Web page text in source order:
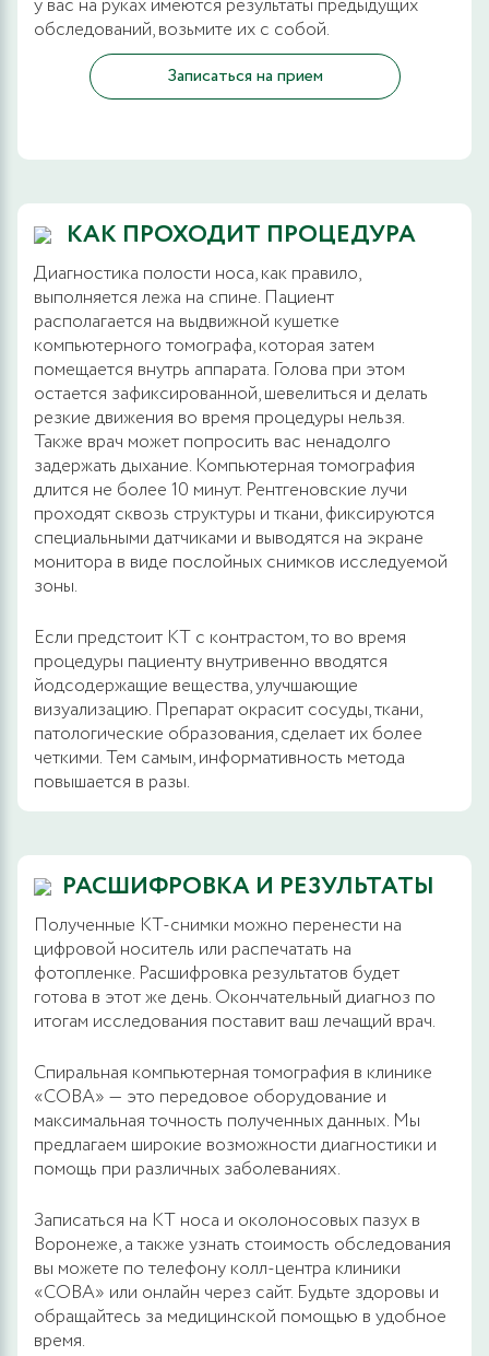
у вас на руках имеются результаты предыдущих
обследований, возьмите их с собой.
Записаться на прием
КАК ПРОХОДИТ ПРОЦЕДУРА
Диагностика полости носа, как правило,
выполняется лежа на спине. Пациент
располагается на выдвижной кушетке
компьютерного томографа, которая затем
помещается внутрь аппарата. Голова при этом
остается зафиксированной, шевелиться и делать
резкие движения во время процедуры нельзя.
Также врач может попросить вас ненадолго
задержать дыхание. Компьютерная томография
длится не более 10 минут. Рентгеновские лучи
проходят сквозь структуры и ткани, фиксируются
специальными датчиками и выводятся на экране
монитора в виде послойных снимков исследуемой
зоны.
Если предстоит КТ с контрастом, то во время
процедуры пациенту внутривенно вводятся
йодсодержащие вещества, улучшающие
визуализацию. Препарат окрасит сосуды, ткани,
патологические образования, сделает их более
четкими. Тем самым, информативность метода
повышается в разы.
РАСШИФРОВКА И РЕЗУЛЬТАТЫ
Полученные КТ-снимки можно перенести на
цифровой носитель или распечатать на
фотопленке. Расшифровка результатов будет
готова в этот же день. Окончательный диагноз по
итогам исследования поставит ваш лечащий врач.
Спиральная компьютерная томография в клинике
«СОВА» — это передовое оборудование и
максимальная точность полученных данных. Мы
предлагаем широкие возможности диагностики и
помощь при различных заболеваниях.
Записаться на КТ носа и околоносовых пазух в
Воронеже, а также узнать стоимость обследования
вы можете по телефону колл-центра клиники
«СОВА» или онлайн через сайт. Будьте здоровы и
обращайтесь за медицинской помощью в удобное
время.